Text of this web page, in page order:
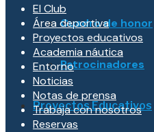
Cuadro de honor
Patrocinadores
Proyectos Educativos
El Club
Área deportiva
Proyectos educativos
Academia náutica
Entorno
Noticias
Notas de prensa
Trabaja con nosotros
Reservas